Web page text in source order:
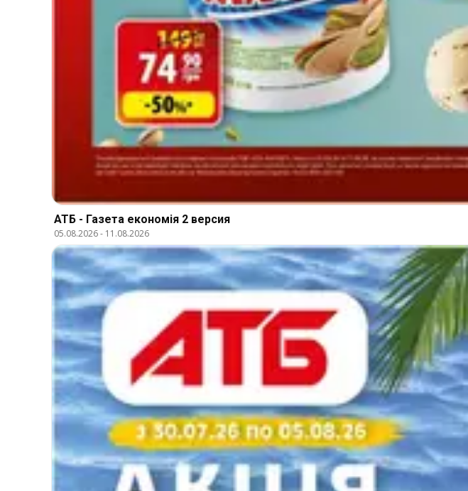
АТБ - Газета економія 2 версия
05.08.2026- 11.08.2026